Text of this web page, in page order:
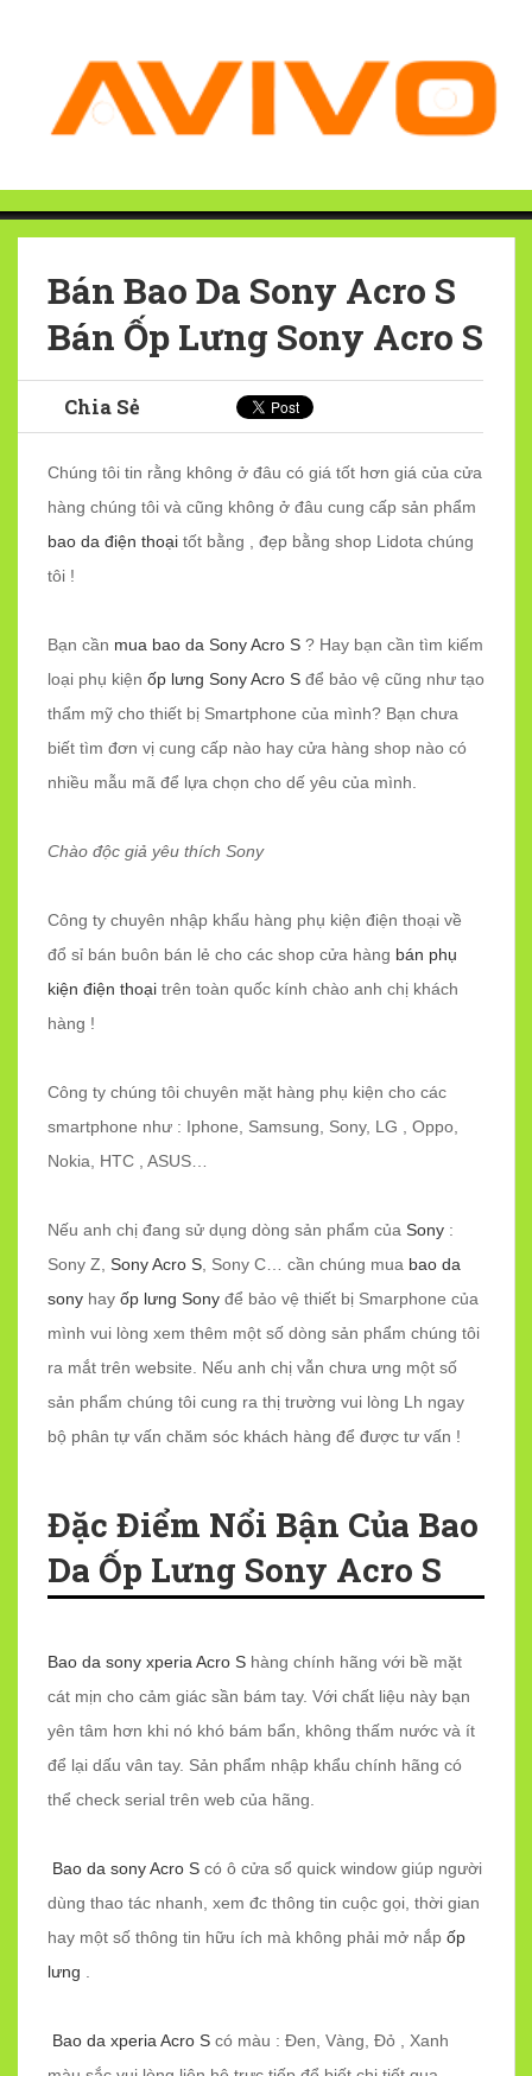
Bán Bao Da Sony Acro S
Bán Ốp Lưng Sony Acro S
Chia Sẻ
Chúng tôi tin rằng không ở đâu có giá tốt hơn giá của cửa
hàng chúng tôi và cũng không ở đâu cung cấp sản phẩm
bao da điện thoại tốt bằng , đẹp bằng shop Lidota chúng
tôi !
Bạn cần mua bao da Sony Acro S ? Hay bạn cần tìm kiếm
loại phụ kiện ốp lưng Sony Acro S để bảo vệ cũng như tạo
thẩm mỹ cho thiết bị Smartphone của mình? Bạn chưa
biết tìm đơn vị cung cấp nào hay cửa hàng shop nào có
nhiều mẫu mã để lựa chọn cho dế yêu của mình.
Chào độc giả yêu thích Sony
Công ty chuyên nhập khẩu hàng phụ kiện điện thoại về
đổ sỉ bán buôn bán lẻ cho các shop cửa hàng bán phụ
kiện điện thoại trên toàn quốc kính chào anh chị khách
hàng !
Công ty chúng tôi chuyên mặt hàng phụ kiện cho các
smartphone như : Iphone, Samsung, Sony, LG , Oppo,
Nokia, HTC , ASUS…
Nếu anh chị đang sử dụng dòng sản phẩm của Sony :
Sony Z, Sony Acro S , Sony C… cần chúng mua bao da
sony hay ốp lưng Sony để bảo vệ thiết bị Smarphone của
mình vui lòng xem thêm một số dòng sản phẩm chúng tôi
ra mắt trên website. Nếu anh chị vẫn chưa ưng một số
sản phẩm chúng tôi cung ra thị trường vui lòng Lh ngay
bộ phân tự vấn chăm sóc khách hàng để được tư vấn !
Đặc Điểm Nổi Bận Của Bao
Da Ốp Lưng Sony Acro S
Bao da sony xperia Acro S hàng chính hãng với bề mặt
cát mịn cho cảm giác sần bám tay. Với chất liệu này bạn
yên tâm hơn khi nó khó bám bẩn, không thấm nước và ít
để lại dấu vân tay. Sản phẩm nhập khẩu chính hãng có
thể check serial trên web của hãng.
Bao da sony Acro S có ô cửa sổ quick window giúp người
dùng thao tác nhanh, xem đc thông tin cuộc gọi, thời gian
hay một số thông tin hữu ích mà không phải mở nắp ốp
lưng
Bao da xperia Acro S có màu : Đen, Vàng, Đỏ , Xanh